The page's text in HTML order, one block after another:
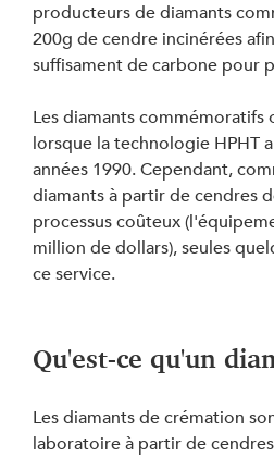
producteurs de diamants
200g de cendre incinérées
suffisament de carbone pour
Les diamants commémoratifs
lorsque la technologie HPHT
années 1990. Cependant,
diamants à partir de cendres
processus coûteux
million de dollars), seules
ce service.
Qu'est-ce qu'un
Les diamants de crémation
laboratoire à partir de